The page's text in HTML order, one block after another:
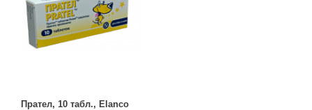
Прател, 10 табл., Elanco